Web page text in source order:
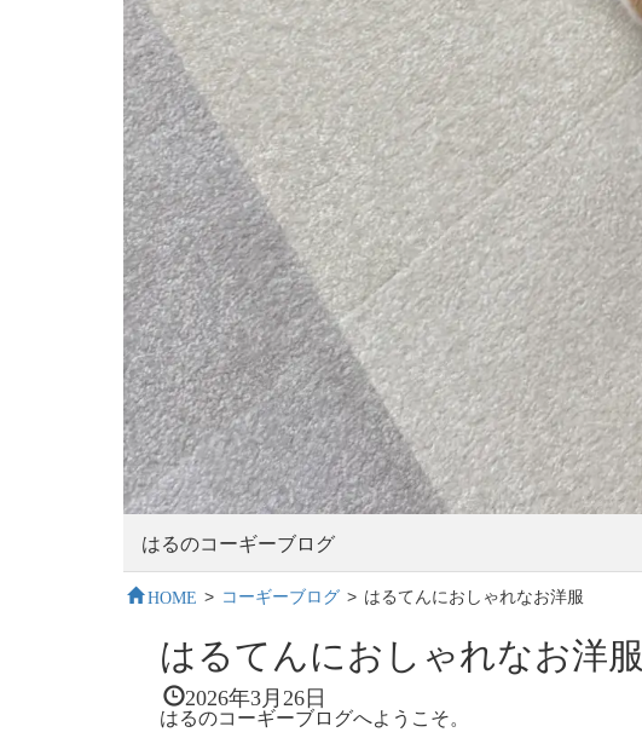
はるのコーギーブログ
HOME > コーギーブログ > はるてんにおしゃれなお洋服
はるてんにおしゃれなお洋服
2026年3月26日
はるのコーギーブログへようこそ。